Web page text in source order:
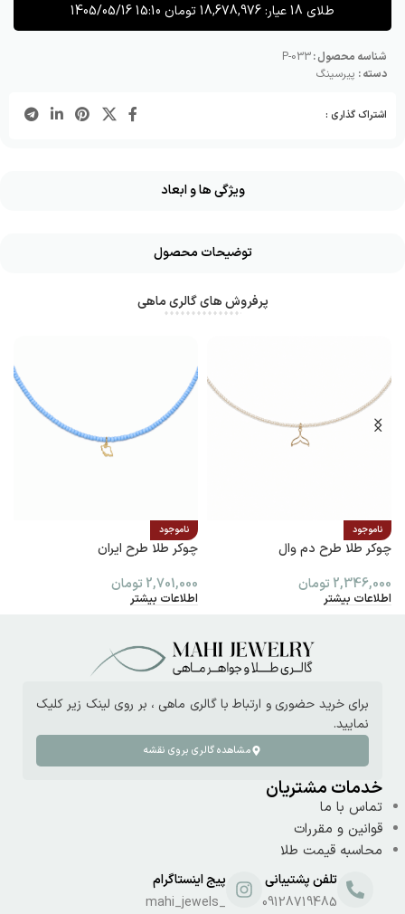
طلای 18 عیار: 18,678,976تومان 1405/05/16 15:10
شناسه محصول :P-033
دسته : پیرسینگ
اشتراک گذاری :
ویژگی ها و ابعاد
توضیحات محصول
پرفروش های گالری ماهی
ناموجود
چوکر طلا طرح دم وال
2,346,000 تومان
اطلاعات بیشتر
ناموجود
چوکر طلا طرح ایران
2,701,000 تومان
اطلاعات بیشتر
برای خرید حضوری و ارتباط با گالری ماهی ، بر روی لینک زیر کلیک
نمایید.
مشاهده گالری بروی نقشه
خدمات مشتریان
تماس با ما
قوانین و مقررات
محاسبه قیمت طلا
تلفن پشتیبانی
09128719485
پیج اینستاگرام
_mahi_jewels